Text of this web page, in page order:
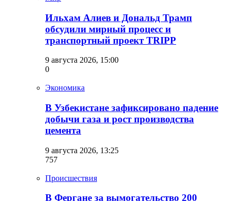
Ильхам Алиев и Дональд Трамп
обсудили мирный процесс и
транспортный проект TRIPP
9 августа 2026, 15:00
0
Экономика
В Узбекистане зафиксировано падение
добычи газа и рост производства
цемента
9 августа 2026, 13:25
757
Происшествия
В Фергане за вымогательство 200